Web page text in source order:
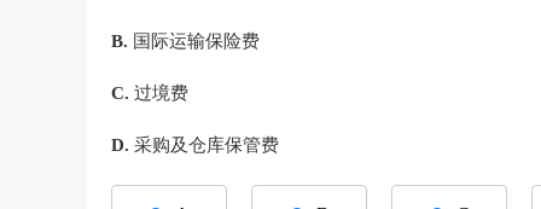
B. 国际运输保险费
C. 过境费
D. 采购及仓库保管费